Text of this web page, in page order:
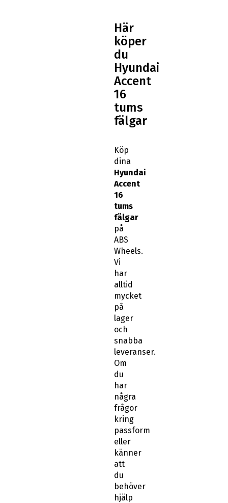
Här
köper
du
Hyundai
Accent
16
tums
fälgar
Köp
dina
Hyundai
Accent
16
tums
fälgar
på
ABS
Wheels.
Vi
har
alltid
mycket
på
lager
och
snabba
leveranser.
Om
du
har
några
frågor
kring
passform
eller
känner
att
du
behöver
hjälp